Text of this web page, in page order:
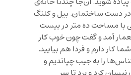
در دست ساختمان. بیل و کلنگ
با مساحت ده متر در بیست
آمد و گفت چون خوب کار
شما کار دارم و فردا هم بیایید.
را به جیب چپاندیم و